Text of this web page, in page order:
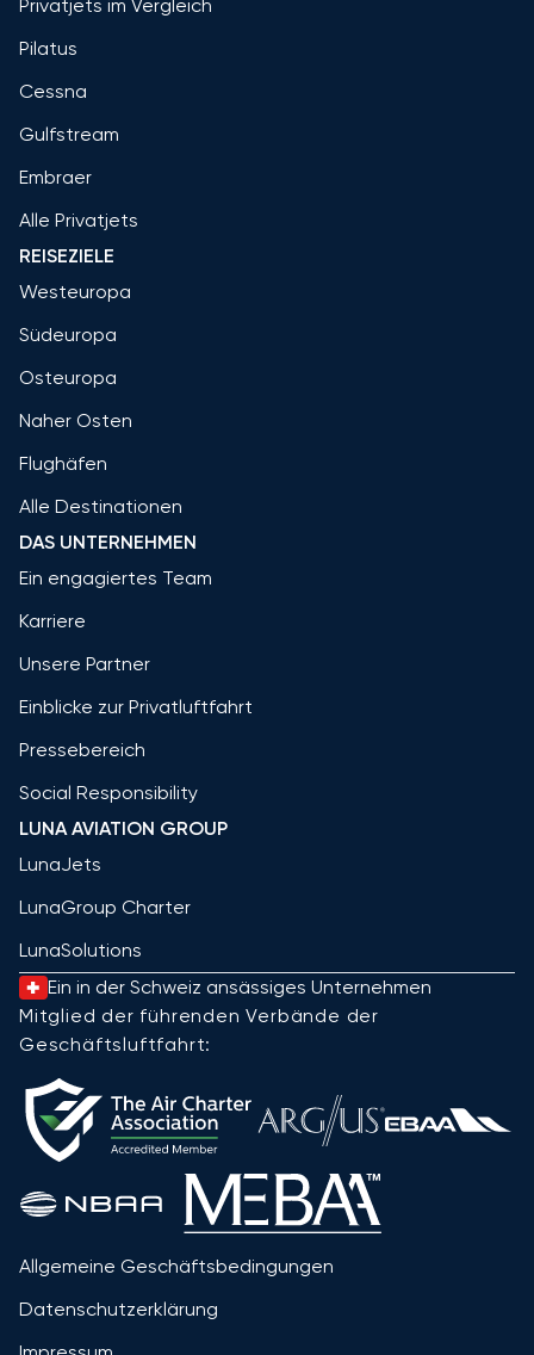
Privatjets im Vergleich
Pilatus
Cessna
Gulfstream
Embraer
Alle Privatjets
REISEZIELE
Westeuropa
Südeuropa
Osteuropa
Naher Osten
Flughäfen
Alle Destinationen
DAS UNTERNEHMEN
Ein engagiertes Team
Karriere
Unsere Partner
Einblicke zur Privatluftfahrt
Pressebereich
Social Responsibility
LUNA AVIATION GROUP
LunaJets
LunaGroup Charter
LunaSolutions
Ein in der Schweiz ansässiges Unternehmen
Mitglied der führenden Verbände der
Geschäftsluftfahrt:
Allgemeine Geschäftsbedingungen
Datenschutzerklärung